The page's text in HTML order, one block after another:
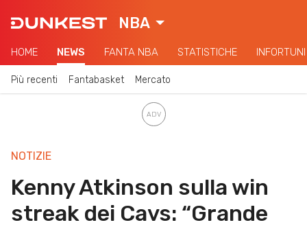
NBA
HOME NEWS FANTA NBA STATISTICHE INFORTUNI
Più recenti Fantabasket Mercato
NOTIZIE
Kenny Atkinson sulla win
streak dei Cavs: “Grande